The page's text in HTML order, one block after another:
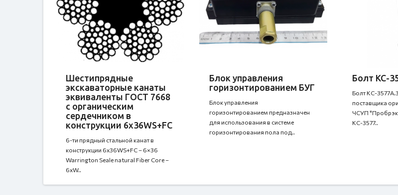
Шестипрядные
экскаваторные канаты
эквиваленты ГОСТ 7668
с органическим
сердечником в
конструкции 6x36WS+FC
6-ти прядный стальной канат в
конструкции 6x36WS+FC – 6×36
Warrington Seale natural Fiber Core –
6xW..
Блок управления
горизонтированием БУГ
Блок управления
горизонтированием предназначен
для использования в системе
горизонтирования пола под..
Болт КС-
Болт КС-
поставщика
ЧСУП
КС-3577..